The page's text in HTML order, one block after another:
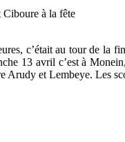
c’était au tour de la
13 avril c’est à
Arudy et Lembeye. Les